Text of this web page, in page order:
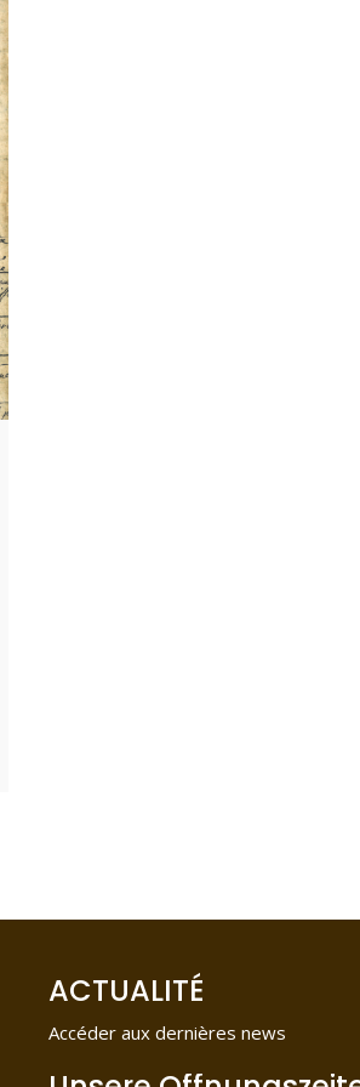
ACTUALITÉ
Accéder aux dernières news
Öffnungszeiten